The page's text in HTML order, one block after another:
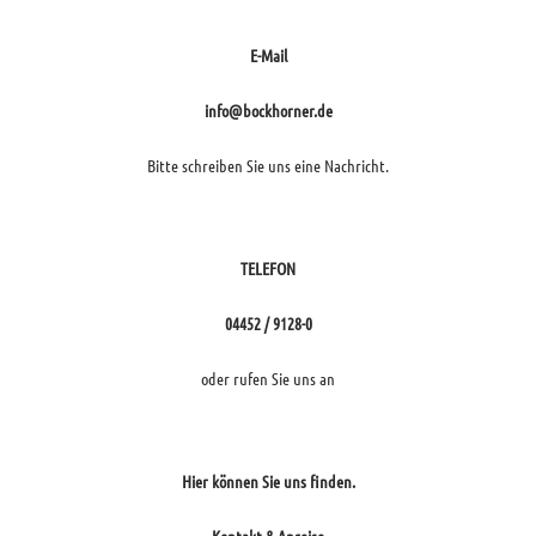
E-Mail
info@bockhorner.de
Bitte schreiben Sie uns eine Nachricht.
TELEFON
04452 / 9128-0
oder rufen Sie uns an
Hier können Sie uns finden.